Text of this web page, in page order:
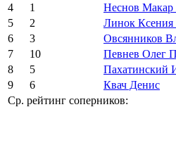
4
1 Неснов Макар
5
2 Линок Ксения
6
3 Овсянников
7
10 Певнев Олег
8
5 Пахатинский
9
6 Квач Денис
Ср. рейтинг соперников: